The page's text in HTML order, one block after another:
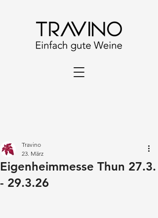
Eigenheimmesse Thun 27.3.
- 29.3.26
Travino
23. März